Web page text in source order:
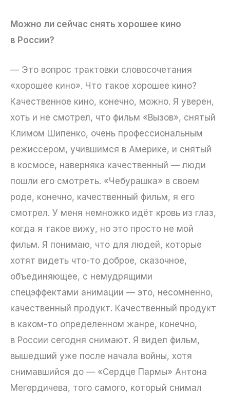
Можно ли сейчас снять хорошее кино
в России?
— Это вопрос трактовки словосочетания
«хорошее кино». Что такое хорошее кино?
Качественное кино, конечно, можно. Я уверен,
хоть и не смотрел, что фильм «Вызов», снятый
Климом Шипенко, очень профессиональным
режиссером, учившимся в Америке, и снятый
в космосе, наверняка качественный — люди
пошли его смотреть. «Чебурашка» в своем
роде, конечно, качественный фильм, я его
смотрел. У меня немножко идёт кровь из глаз,
когда я такое вижу, но это просто не мой
фильм. Я понимаю, что для людей, которые
хотят видеть что-то доброе, сказочное,
объединяющее, с немудрящими
спецэффектами анимации — это, несомненно,
качественный продукт. Качественный продукт
в каком-то определенном жанре, конечно,
в России сегодня снимают. Я видел фильм,
вышедший уже после начала войны, хотя
снимавшийся до — «Сердце Пармы» Антона
Мегердичева, того самого, который снимал